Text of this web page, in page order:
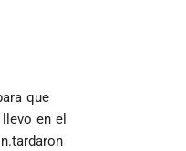
que
en el